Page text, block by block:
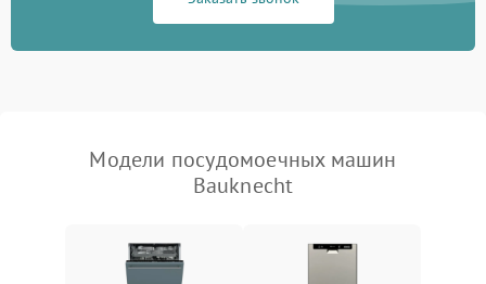
Модели посудомоечных машин
Bauknecht